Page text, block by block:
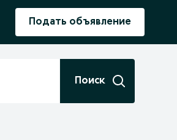
Подать объявление
Поиск